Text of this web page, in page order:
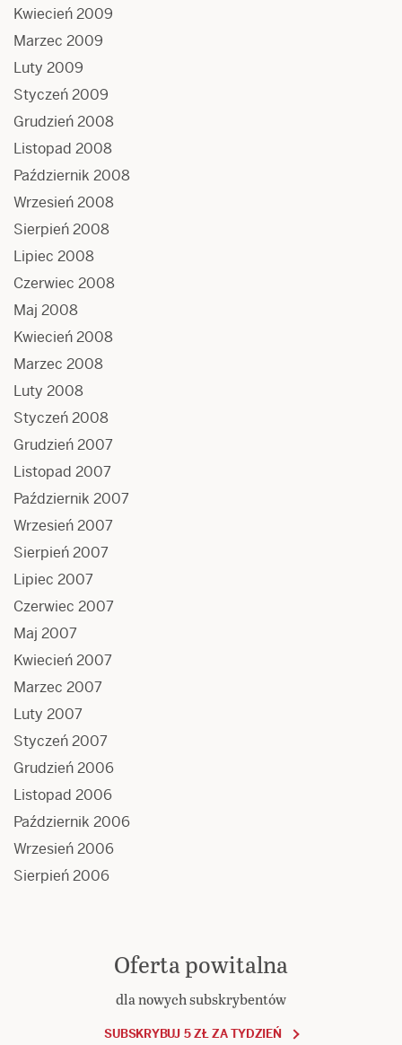
Kwiecień 2009
Marzec 2009
Luty 2009
Styczeń 2009
Grudzień 2008
Listopad 2008
Październik 2008
Wrzesień 2008
Sierpień 2008
Lipiec 2008
Czerwiec 2008
Maj 2008
Kwiecień 2008
Marzec 2008
Luty 2008
Styczeń 2008
Grudzień 2007
Listopad 2007
Październik 2007
Wrzesień 2007
Sierpień 2007
Lipiec 2007
Czerwiec 2007
Maj 2007
Kwiecień 2007
Marzec 2007
Luty 2007
Styczeń 2007
Grudzień 2006
Listopad 2006
Październik 2006
Wrzesień 2006
Sierpień 2006
Oferta powitalna
dla nowych subskrybentów
SUBSKRYBUJ 5 ZŁ ZA TYDZIEŃ